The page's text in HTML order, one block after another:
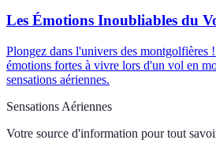
Les Émotions Inoubliables du
Plongez dans l'univers des montgolfières
émotions fortes à vivre lors d'un vol en
sensations aériennes.
Sensations Aériennes
Votre source d'information pour tout